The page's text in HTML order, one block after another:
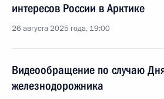
интересов России в Арктике
26 августа 2025 года, 19:00
Видеообращение по случаю
железнодорожника